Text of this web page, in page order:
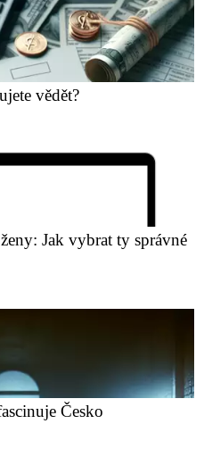
vědět?
Jak vybrat ty správné
Česko